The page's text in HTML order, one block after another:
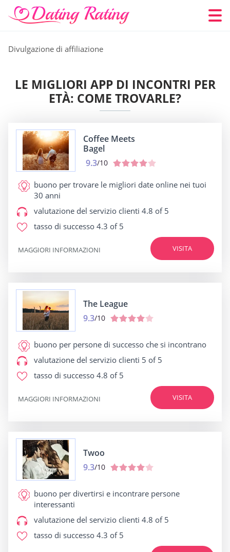
Divulgazione di affiliazione
LE MIGLIORI APP DI INCONTRI PER
ETÀ: COME TROVARLE?
Coffee Meets
Bagel
9.3/10
buono per trovare le migliori date online nei tuoi
30 anni
valutazione del servizio clienti 4.8 of 5
tasso di successo 4.3 of 5
VISITA
MAGGIORI INFORMAZIONI
The League
9.3/10
buono per persone di successo che si incontrano
valutazione del servizio clienti 5 of 5
tasso di successo 4.8 of 5
VISITA
MAGGIORI INFORMAZIONI
Twoo
9.3/10
buono per divertirsi e incontrare persone
interessanti
valutazione del servizio clienti 4.8 of 5
tasso di successo 4.3 of 5